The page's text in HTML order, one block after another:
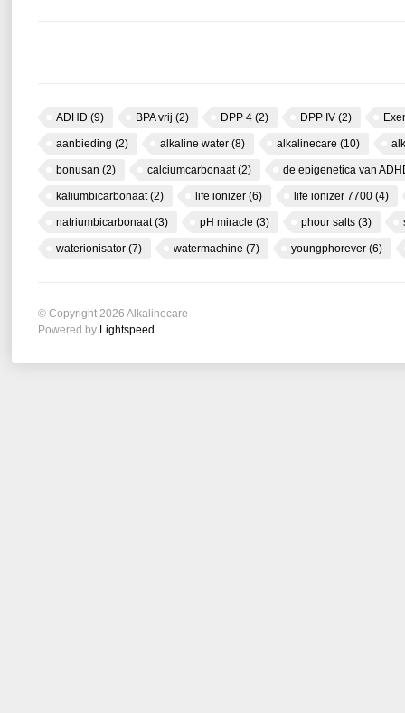
ADHD (9) BPA vrij (2) DPP 4 (2) DPP IV (2)
aanbieding (2) alkaline water (8) alkalinecare (10)
bonusan (2) calciumcarbonaat(2) de epigenetica van
kaliumbicarbonaat(2) life ionizer (6) life ionizer 7700 (4)
natriumbicarbonaat(3) pH miracle (3) phour salts (3)
waterionisator (7) watermachine (7) youngphorever (6)
© Copyright 2026 Alkalinecare
Powered by Lightspeed